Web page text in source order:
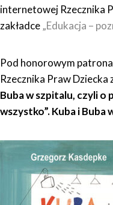
internetowej Rzecznika
zakładce„Edukacja –
Pod honorowym
Rzecznika Praw Dziecka
Buba w szpitalu, czyli o
wszystko”. Kuba i Buba